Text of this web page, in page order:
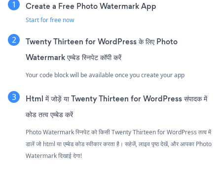
Create a Free Photo Watermark App
Start for free now
Twenty Thirteen for WordPress के लिए Photo
Watermark एम्बेड स्निपेट कॉपी करें
Your code block will be available once you create your app
Html में जोड़ें या Twenty Thirteen for WordPress संपादक में
कोड तत्व एम्बेड करें
Photo Watermark स्निपेट को किसी Twenty Thirteen for WordPress तत्व में
डालें जो html या एम्बेड कोड स्वीकार करता है। सहेजें, लाइव पृष्ठ देखें, और आपका Photo
Watermark दिखाई देगा!